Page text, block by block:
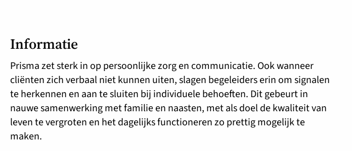
Informatie
Prisma zet sterk in op persoonlijke zorg en communicatie. Ook wanneer
cliënten zich verbaal niet kunnen uiten, slagen begeleiders erin om signalen
te herkennen en aan te sluiten bij individuele behoeften. Dit gebeurt in
nauwe samenwerking met familie en naasten, met als doel de kwaliteit van
leven te vergroten en het dagelijks functioneren zo prettig mogelijk te
maken.